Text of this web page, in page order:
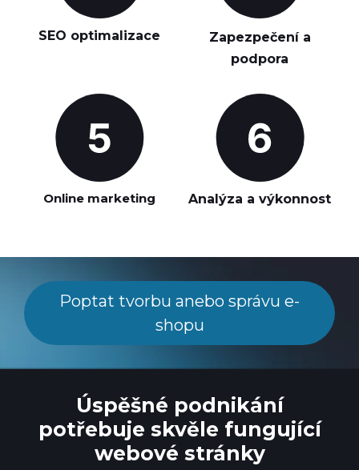
SEO optimalizace
Zapezpečení a
podpora
Online marketing Analýza a výkonnost
Poptat tvorbu anebo správu e-
shopu
Úspěšné podnikání
potřebuje skvěle fungující
webové stránky